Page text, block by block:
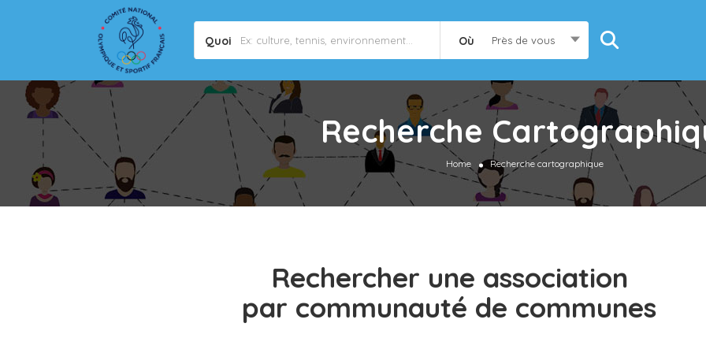
Quoi Où Près de vous
Recherche
Home Recherche cartographique
Rechercher une association
par communauté de communes